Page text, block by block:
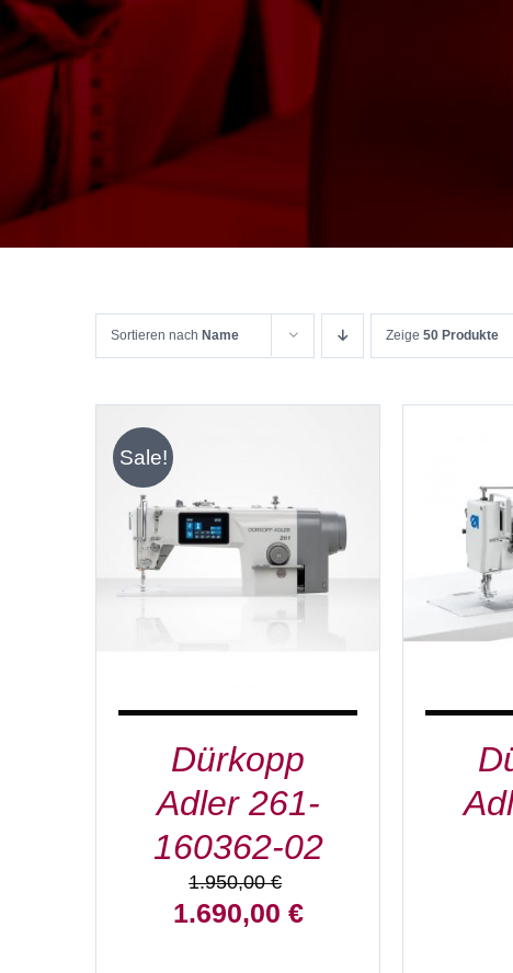
Sortieren nach Name Zeige 50 Produkte
Sale!
IN DEN WARENKORB
DETAILS
Dürkopp
Adler 261-
160362-02
1.950,00€
Ursprünglicher
1.690,00 €Aktueller